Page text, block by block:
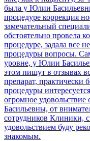
была у Юлии
процедуре коррекция
замечательный
обстоятельно провела
процедуре, задала все
процедуры вопросы.
уровне, у Юлии
этом пишут в отзывах
препарат, практически
процедуры
огромное
Басильевны, от
сотрудников Клиники,
удовольствием буду
знакомым.